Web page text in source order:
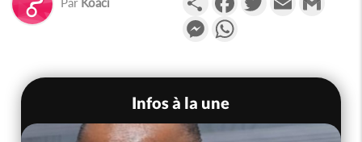
Messenger
Infos à la une